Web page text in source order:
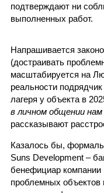
подтверждают ни
выполненных работ.
Напрашивается
(достраивать
масштабируется на
реальности
лагеря у объекта в
в личном общении
рассказывают
Казалось бы,
Suns Development –
бенефициар компании
проблемных объектов